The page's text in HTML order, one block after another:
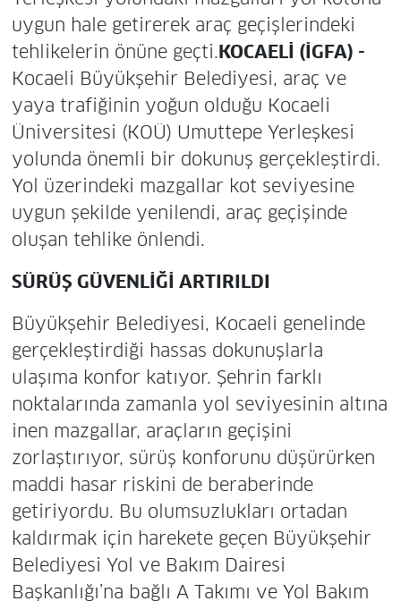
uygun hale getirerek araç geçişlerindeki
tehlikelerin önüne geçti.KOCAELİ (İGFA) -
Kocaeli Büyükşehir Belediyesi, araç ve
yaya trafiğinin yoğun olduğu Kocaeli
Üniversitesi (KOÜ) Umuttepe Yerleşkesi
yolunda önemli bir dokunuş gerçekleştirdi.
Yol üzerindeki mazgallar kot seviyesine
uygun şekilde yenilendi, araç geçişinde
oluşan tehlike önlendi.
SÜRÜŞ GÜVENLİĞİ ARTIRILDI
Büyükşehir Belediyesi, Kocaeli genelinde
gerçekleştirdiği hassas dokunuşlarla
ulaşıma konfor katıyor. Şehrin farklı
noktalarında zamanla yol seviyesinin altına
inen mazgallar, araçların geçişini
zorlaştırıyor, sürüş konforunu düşürürken
maddi hasar riskini de beraberinde
getiriyordu. Bu olumsuzlukları ortadan
kaldırmak için harekete geçen Büyükşehir
Belediyesi Yol ve Bakım Dairesi
Başkanlığı’na bağlı A Takımı ve Yol Bakım